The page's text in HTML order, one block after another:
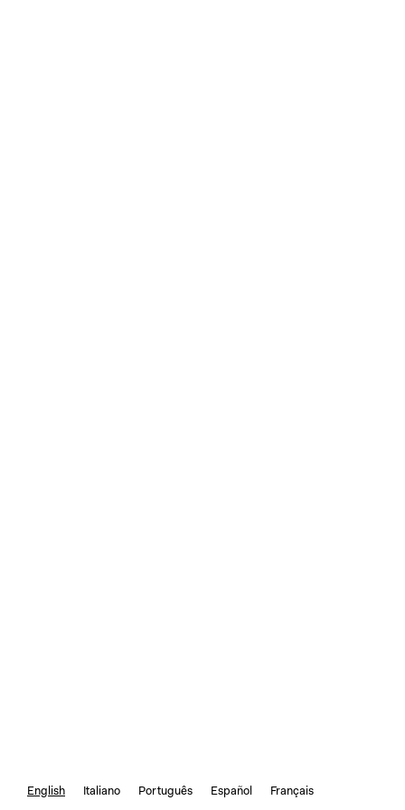
English Italiano Português Español Français